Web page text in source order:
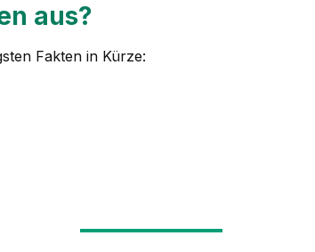
aus?
Fakten in Kürze: